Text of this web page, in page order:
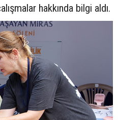
hakkında bilgi aldı.